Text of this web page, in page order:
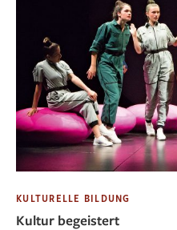
KULTURELLE BILDUNG
Kultur begeistert